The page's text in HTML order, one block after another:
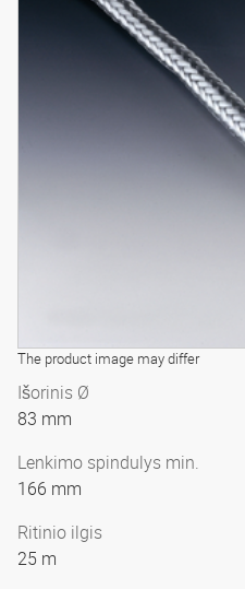
The product image may differ
Išorinis Ø
83 mm
Lenkimo spindulys min.
166 mm
Ritinio ilgis
25 m